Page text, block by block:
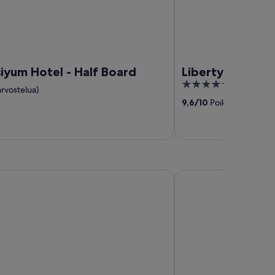
Hotel - Half Board Liberty Signa -
5
out
of
9,6/10